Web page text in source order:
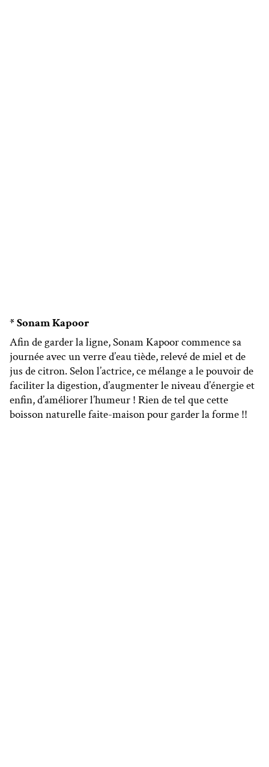
* Sonam Kapoor
Afin de garder la ligne, Sonam Kapoor commence sa
journée avec un verre d’eau tiède, relevé de miel et de
jus de citron. Selon l’actrice, ce mélange a le pouvoir de
faciliter la digestion, d’augmenter le niveau d’énergie et
enfin, d’améliorer l’humeur ! Rien de tel que cette
boisson naturelle faite-maison pour garder la forme !!